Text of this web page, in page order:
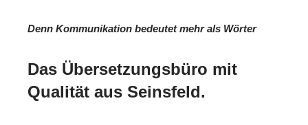
Denn Kommunikation bedeutet mehr als Wörter
Das Übersetzungsbüro mit
Qualität aus Seinsfeld.